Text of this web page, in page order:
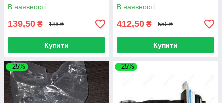
В наявності
139,50 ₴ 186 ₴
Купити
В наявності
412,50 ₴ 550 ₴
Купити
–25% –25%